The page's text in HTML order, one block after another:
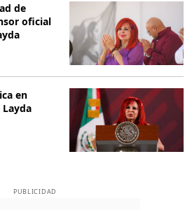
de
oficial
en
PUBLICIDAD